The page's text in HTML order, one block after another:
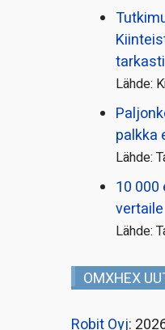
tarkasti
Lähde:
palkka
Lähde:
10
Lähde:
OMXHEX
Robit Oyj: